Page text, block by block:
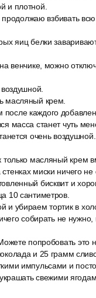
и плотной.
продолжаю взбивать
яиц белки
венчике, можно
масляный крем.
каждого
масса станет чуть
очень
только масляный
миски ничего
бисквит и
10 сантиметров.
убираем тортик в
собирать не
попробовать
и 25 грамм
импульсами и
свежими